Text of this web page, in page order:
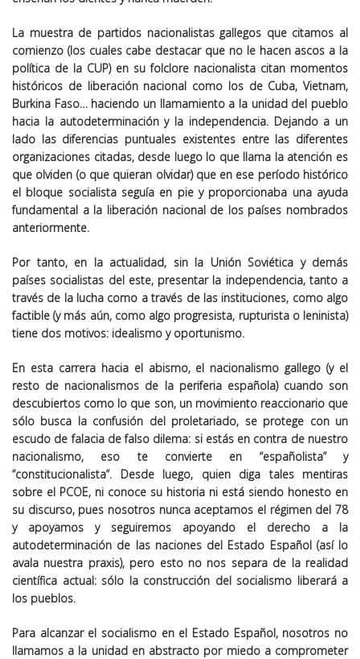
La muestra de partidos nacionalistas gallegos que citamos al
comienzo (los cuales cabe destacar que no le hacen ascos a la
política de la CUP) en su folclore nacionalista citan momentos
históricos de liberación nacional como los de Cuba, Vietnam,
Burkina Faso… haciendo un llamamiento a la unidad del pueblo
hacia la autodeterminación y la independencia. Dejando a un
lado las diferencias puntuales existentes entre las diferentes
organizaciones citadas, desde luego lo que llama la atención es
que olviden (o que quieran olvidar) que en ese período histórico
el bloque socialista seguía en pie y proporcionaba una ayuda
fundamental a la liberación nacional de los países nombrados
anteriormente.
Por tanto, en la actualidad, sin la Unión Soviética y demás
países socialistas del este, presentar la independencia, tanto a
través de la lucha como a través de las instituciones, como algo
factible (y más aún, como algo progresista, rupturista o leninista)
tiene dos motivos: idealismo y oportunismo.
En esta carrera hacia el abismo, el nacionalismo gallego (y el
resto de nacionalismos de la periferia española) cuando son
descubiertos como lo que son, un movimiento reaccionario que
sólo busca la confusión del proletariado, se protege con un
escudo de falacia de falso dilema: si estás en contra de nuestro
nacionalismo, eso te convierte en “españolista” y
“constitucionalista”. Desde luego, quien diga tales mentiras
sobre el PCOE, ni conoce su historia ni está siendo honesto en
su discurso, pues nosotros nunca aceptamos el régimen del 78
y apoyamos y seguiremos apoyando el derecho a la
autodeterminación de las naciones del Estado Español (así lo
avala nuestra praxis), pero esto no nos separa de la realidad
científica actual: sólo la construcción del socialismo liberará a
los pueblos.
Para alcanzar el socialismo en el Estado Español, nosotros no
llamamos a la unidad en abstracto por miedo a comprometer